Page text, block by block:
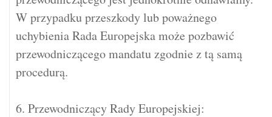
W przypadku przeszkody lub poważnego
uchybienia Rada Europejska może pozbawić
przewodniczącego mandatu zgodnie z tą samą
procedurą.
6. Przewodniczący Rady Europejskiej: